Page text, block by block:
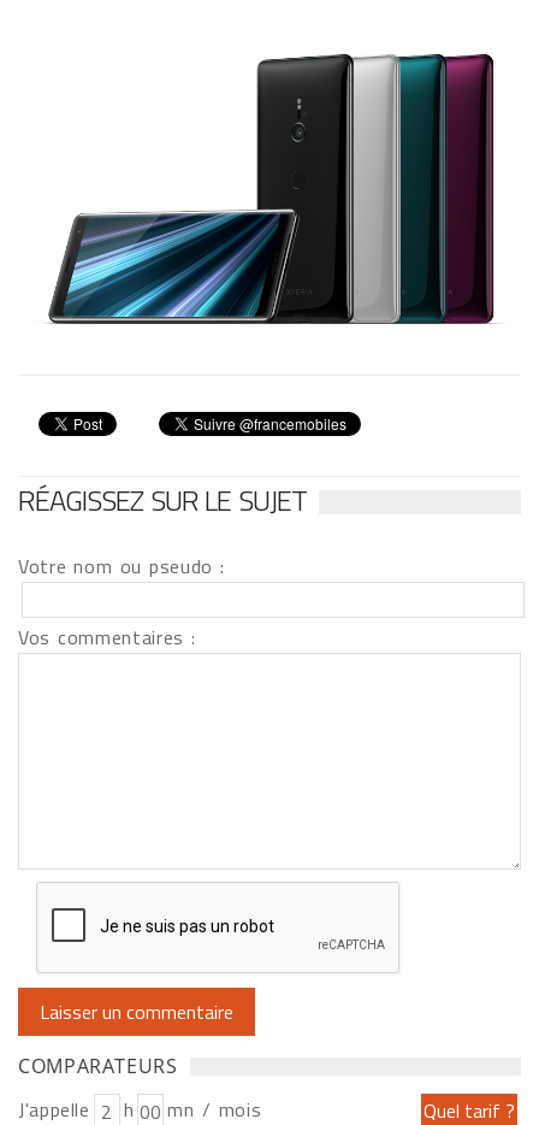
RÉAGISSEZ SUR LE SUJET
Votre nom ou pseudo :
Vos commentaires :
COMPARATEURS
J'appelle h
mn / mois